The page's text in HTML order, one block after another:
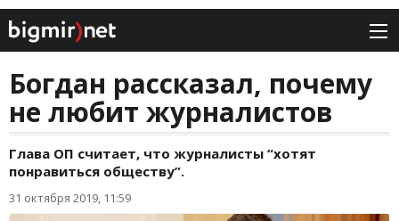
Богдан рассказал, почему
не любит журналистов
Глава ОП считает, что журналисты “хотят
понравиться обществу”.
31 октября 2019, 11:59